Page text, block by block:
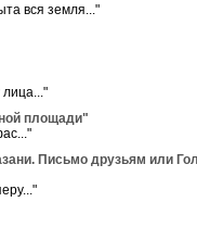
вся земля..."
площади"
Письмо друзьям или